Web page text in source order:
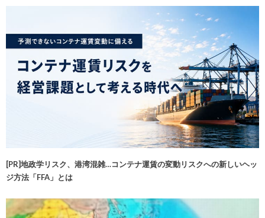
[PR]地政学リスク、港湾混雑…コンテナ運賃の変動リスクへの新しいヘッ
ジ方法「FFA」とは